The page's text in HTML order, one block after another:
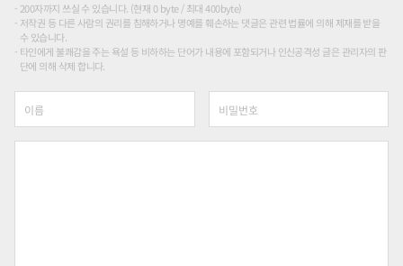
200자까지 쓰실 수 있습니다. (현재 0 byte / 최대 400byte)
저작권 등 다른 사람의 권리를 침해하거나 명예를 훼손하는 댓글은 관련 법률에 의해 제재를 받을
수 있습니다.
타인에게 불쾌감을 주는 욕설 등 비하하는 단어가 내용에 포함되거나 인신공격성 글은 관리자의 판
단에 의해 삭제 합니다.